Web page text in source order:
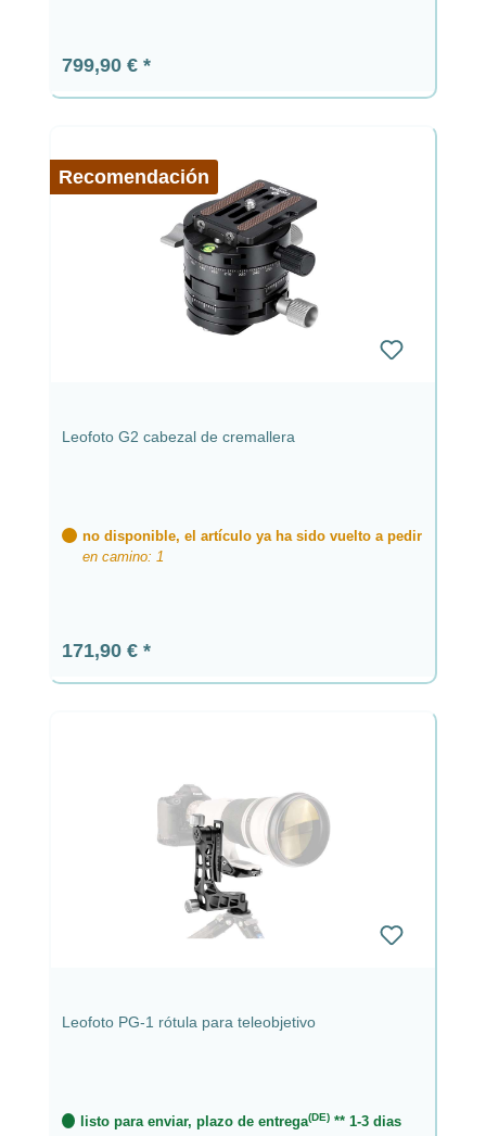
Precio normal:
799,90 €
Recomendación
Leofoto G2 cabezal de cremallera
no disponible, el artículo ya ha sido vuelto a pedir
en camino: 1
Precio normal:
171,90 €
Leofoto PG-1 rótula para teleobjetivo
listo para enviar, plazo de entrega(DE) ** 1-3 dias